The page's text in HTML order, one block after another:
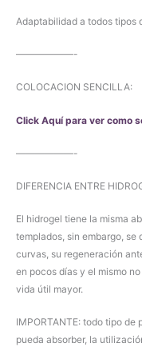
Adaptabilidad a todos tipos
——————-
COLOCACION SENCILLA:
Click Aquí para ver como
——————-
DIFERENCIA ENTRE
El hidrogel tiene la misma
templados, sin embargo,
curvas, su regeneración
en pocos días y el mismo
vida útil mayor.
IMPORTANTE: todo tipo
pueda absorber, la